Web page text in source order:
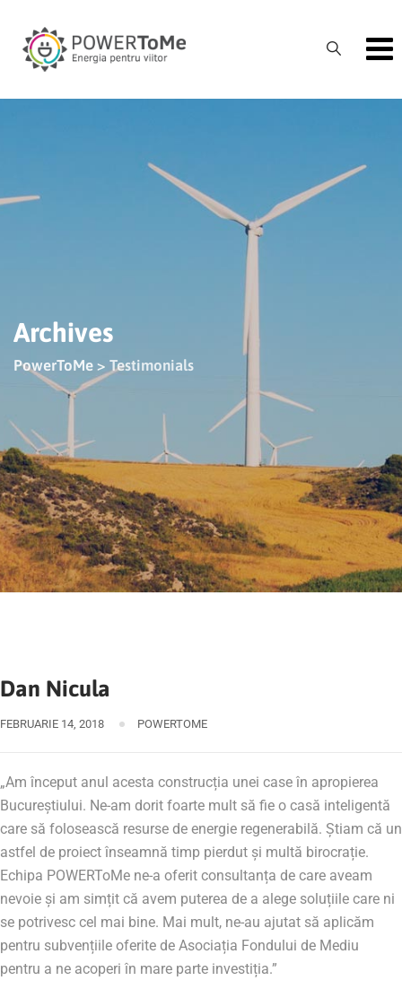
content
Archives
PowerToMe > Testimonials
Dan Nicula
FEBRUARIE 14, 2018 POWERTOME
„Am început anul acesta construcția unei case în apropierea
Bucureștiului. Ne-am dorit foarte mult să fie o casă inteligentă
care să folosească resurse de energie regenerabilă. Știam că un
astfel de proiect înseamnă timp pierdut și multă birocrație.
Echipa POWERToMe ne-a oferit consultanța de care aveam
nevoie și am simțit că avem puterea de a alege soluțiile care ni
se potrivesc cel mai bine. Mai mult, ne-au ajutat să aplicăm
pentru subvențiile oferite de Asociația Fondului de Mediu
pentru a ne acoperi în mare parte investiția.”